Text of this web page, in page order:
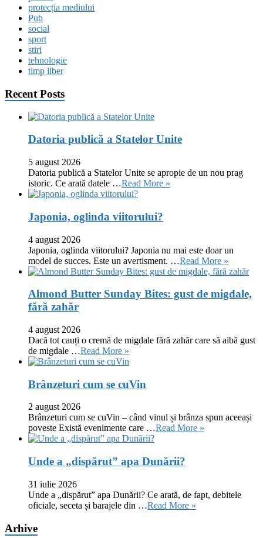
protecția mediului
Pub
social
sport
stiri
tehnologie
timp liber
Recent Posts
Datoria publică a Statelor Unite
5 august 2026
Datoria publică a Statelor Unite se apropie de un nou prag
istoric. Ce arată datele …Read More »
Japonia, oglinda viitorului?
4 august 2026
Japonia, oglinda viitorului? Japonia nu mai este doar un
model de succes. Este un avertisment. …Read More »
Almond Butter Sunday Bites: gust de migdale,
fără zahăr
4 august 2026
Dacă tot cauți o cremă de migdale fără zahăr care să aibă gust
de migdale …Read More »
Brânzeturi cum se cuVin
2 august 2026
Brânzeturi cum se cuVin – când vinul și brânza spun aceeași
poveste Există evenimente care …Read More »
Unde a „dispărut” apa Dunării?
31 iulie 2026
Unde a „dispărut” apa Dunării? Ce arată, de fapt, debitele
oficiale, seceta și barajele din …Read More »
Arhive